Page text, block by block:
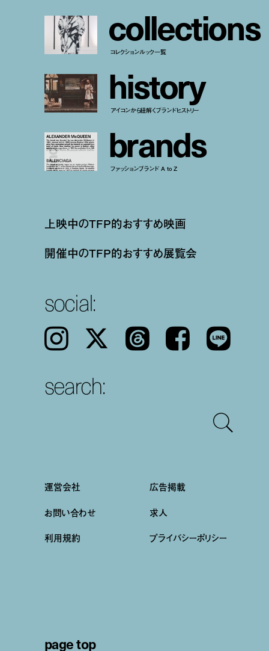
collections
コレクションルック一覧
history
アイコンから紐解くブランドヒストリー
brands
ファッションブランド A to Z
上映中のTFP的おすすめ映画
開催中のTFP的おすすめ展覧会
social:
Instagram 𝕏 Threads Facebook LINE
search:
運営会社
広告掲載
お問い合わせ
求人
利用規約 プライバシーポリシー
page top